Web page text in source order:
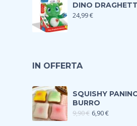
DINO
24,99€
IN OFFERTA
SQUISHY
BURRO
9,90€ 6,90€